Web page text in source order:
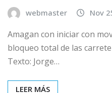
webmaster Nov
Amagan con iniciar con
bloqueo total de las
Texto: Jorge…
LEER MÁS